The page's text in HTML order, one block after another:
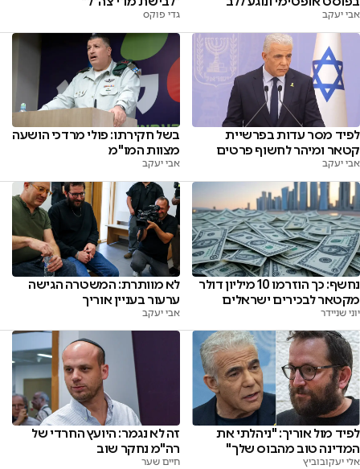
אבי יעקב גדי פוקס
לפיד מסר עדות בפרשיית
קטאר ומיהר לחשוף פרטים
אבי יעקב
בשל חקירתו: פולי מרדכי הושעה
מצוות המו"מ
אבי יעקב
נחשף: כך הוזרמו 10 מיליון דולר
מקטאר לבכירים ישראלים
יוני שניידר
לא מוותרת: המשטרה הגישה
ערעור בעניין אוריך
אבי יעקב
לפיד מול אוריך: "ניהלתי את
המדינה טוב מהבוס שלך"
אלי יעקובוביץ
זה לא נגמר: היועץ החרדי של
רה"מ נחקר שוב
חיים שער